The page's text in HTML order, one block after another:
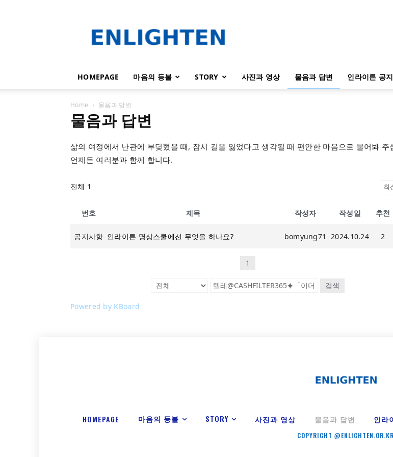
라
이
HOMEPAGE 마음의 등불 STORY 사진과 영상 물음과 답변 인라이튼 공지
Home 물음과 답변
물음과 답변
삶의 여정에서 난관에 부딪혔을 때, 잠시 길을 잃었다고 생각될 때 편안한 마음으로 물어봐 주
언제든 여러분과 함께 합니다.
전체 1
번호 제목 작성자 작성일 추천
공지사항 인라이튼 명상스쿨에선 무엇을 하나요? bomyung71 2024.10.24 2
1
검색
Powered by KBoard
HOMEPAGE 마음의 등불 STORY 사진과 영상 물음과 답변 인라
COPYRIGHT @ENLIGHTEN.OR.KR